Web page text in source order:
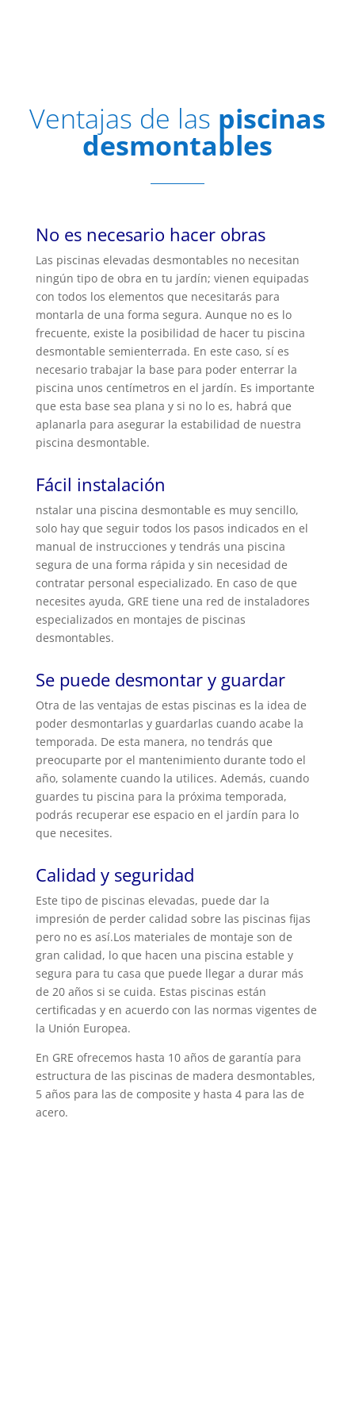
Ventajas de las piscinas
desmontables
No es necesario hacer obras
Las piscinas elevadas desmontables no necesitan
ningún tipo de obra en tu jardín; vienen equipadas
con todos los elementos que necesitarás para
montarla de una forma segura. Aunque no es lo
frecuente, existe la posibilidad de hacer tu piscina
desmontable semienterrada. En este caso, sí es
necesario trabajar la base para poder enterrar la
piscina unos centímetros en el jardín. Es importante
que esta base sea plana y si no lo es, habrá que
aplanarla para asegurar la estabilidad de nuestra
piscina desmontable.
Fácil instalación
nstalar una piscina desmontable es muy sencillo,
solo hay que seguir todos los pasos indicados en el
manual de instrucciones y tendrás una piscina
segura de una forma rápida y sin necesidad de
contratar personal especializado. En caso de que
necesites ayuda, GRE tiene una red de instaladores
especializados en montajes de piscinas
desmontables.
Se puede desmontar y guardar
Otra de las ventajas de estas piscinas es la idea de
poder desmontarlas y guardarlas cuando acabe la
temporada. De esta manera, no tendrás que
preocuparte por el mantenimiento durante todo el
año, solamente cuando la utilices. Además, cuando
guardes tu piscina para la próxima temporada,
podrás recuperar ese espacio en el jardín para lo
que necesites.
Calidad y seguridad
Este tipo de piscinas elevadas, puede dar la
impresión de perder calidad sobre las piscinas fijas
pero no es así.Los materiales de montaje son de
gran calidad, lo que hacen una piscina estable y
segura para tu casa que puede llegar a durar más
de 20 años si se cuida. Estas piscinas están
certificadas y en acuerdo con las normas vigentes de
la Unión Europea.
En GRE ofrecemos hasta 10 años de garantía para
estructura de las piscinas de madera desmontables,
5 años para las de composite y hasta 4 para las de
acero.